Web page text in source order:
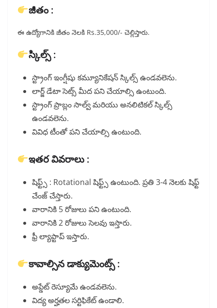
జీతం :
ఈ ఉద్యోగానికి జీతం నెలకి Rs.35,000/- చెల్లిస్తారు.
స్కిల్స్ :
స్ట్రాంగ్ ఇంగ్షీషు కమ్యూనికేషన్ స్కిల్స్ ఉండవలెను.
లార్జ్ డేటా సెట్స్ మీద పని చేయాల్సి ఉంటుంది.
స్ట్రాంగ్ ప్రాబ్లం సాల్వ్ మరియు అనలిటికల్ స్కిల్స్
ఉండవలెను.
వివిధ టీంతో పని చేయాల్సి ఉంటుంది.
ఇతర వివరాలు :
షిఫ్ట్స్ : Rotational షిఫ్ట్స్ ఉంటుంది. ప్రతి 3-4 నెలకు షిఫ్ట్
చేంజ్ చేస్తారు.
వారానికి 5 రోజులు పని ఉంటుంది.
వారానికి 2 రోజులు సెలవు ఇస్తారు.
ఫ్రీ ల్యాప్టాప్ ఇస్తారు.
కావాల్సిన డాక్యుమెంట్స్ :
అప్డేట్ రెస్యూమే ఉండవలెను.
విద్య అర్హతల సర్టిఫికేట్ ఉండాలి.